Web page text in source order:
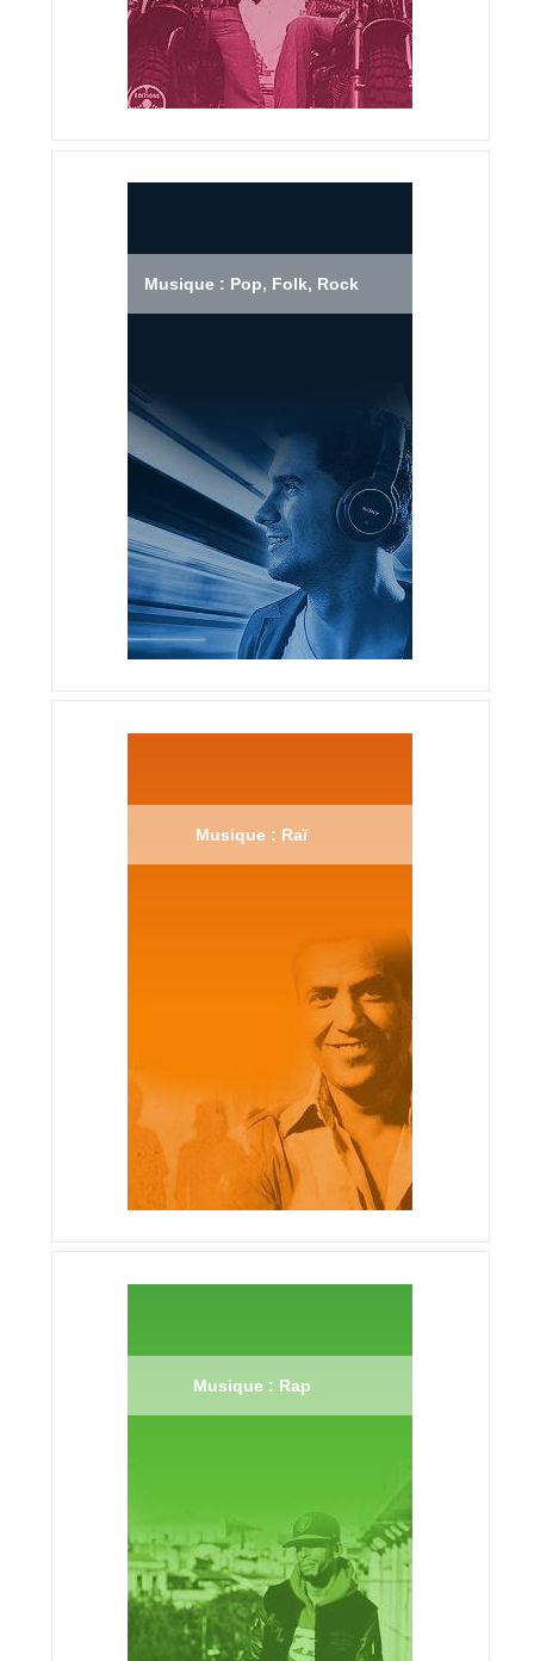
Musique : Pop, Folk, Rock
Musique : Raï
Musique : Rap